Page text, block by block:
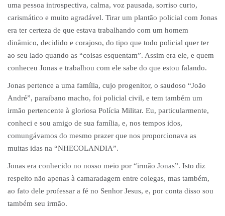
uma pessoa introspectiva, calma, voz pausada, sorriso curto,
carismático e muito agradável. Tirar um plantão policial com Jonas
era ter certeza de que estava trabalhando com um homem
dinâmico, decidido e corajoso, do tipo que todo policial quer ter
ao seu lado quando as “coisas esquentam”. Assim era ele, e quem
conheceu Jonas e trabalhou com ele sabe do que estou falando.
Jonas pertence a uma família, cujo progenitor, o saudoso “João
André”, paraibano macho, foi policial civil, e tem também um
irmão pertencente à gloriosa Polícia Militar. Eu, particularmente,
conheci e sou amigo de sua família, e, nos tempos idos,
comungávamos do mesmo prazer que nos proporcionava as
muitas idas na “NHECOLANDIA”.
Jonas era conhecido no nosso meio por “irmão Jonas”. Isto diz
respeito não apenas à camaradagem entre colegas, mas também,
ao fato dele professar a fé no Senhor Jesus, e, por conta disso sou
também seu irmão.